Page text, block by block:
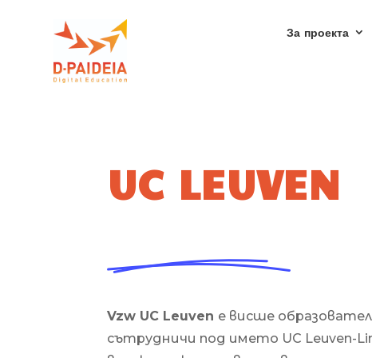
За проекта
UC LEUVEN
Vzw UC Leuven е висше
сътрудничи под името UC Leuven-